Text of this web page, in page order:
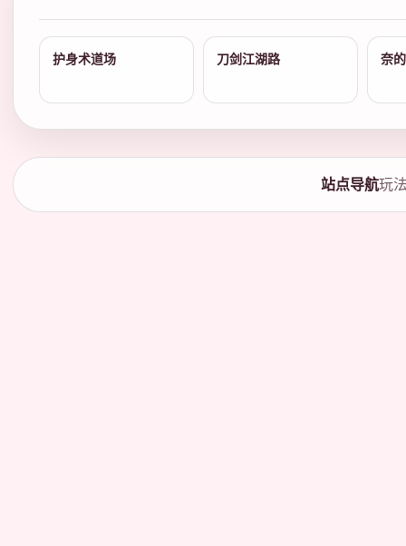
护身术道场 刀剑江湖路 奈
站点导航玩